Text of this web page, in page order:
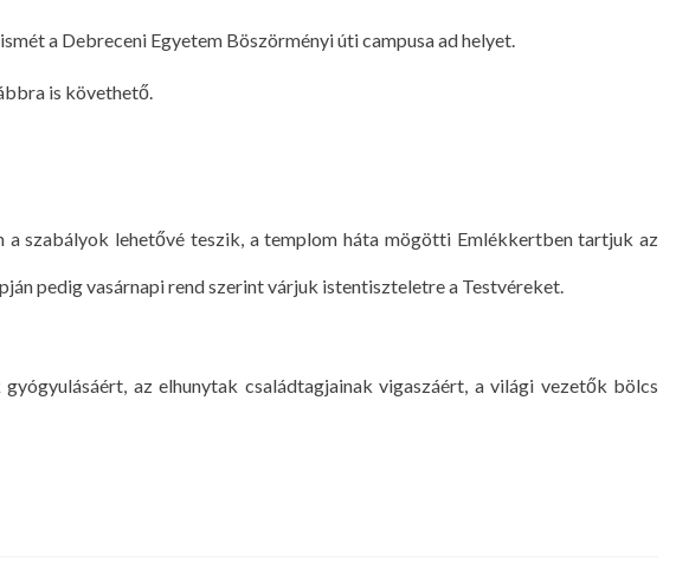
a Debreceni Egyetem Böszörményi úti campusa ad helyet.
is követhető.
szabályok lehetővé teszik, a templom háta mögötti Emlékkertben tartjuk az
pedig vasárnapi rend szerint várjuk istentiszteletre a Testvéreket.
az elhunytak családtagjainak vigaszáért, a világi vezetők bölcs